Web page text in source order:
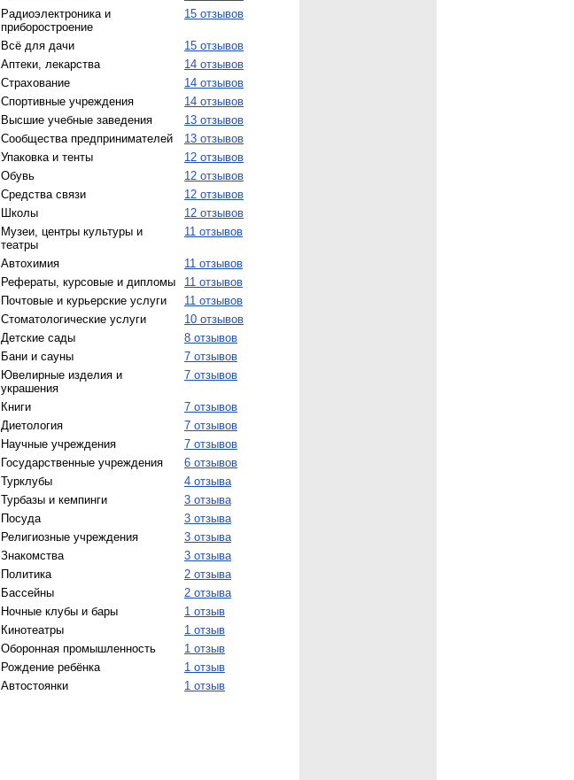
Радиоэлектроника и
приборостроение
15 отзывов
Всё для дачи
15 отзывов
Аптеки, лекарства
14 отзывов
Страхование
14 отзывов
Спортивные учреждения
14 отзывов
Высшие учебные заведения
13 отзывов
Сообщества предпринимателей
13 отзывов
Упаковка и тенты
12 отзывов
Обувь
12 отзывов
Средства связи
12 отзывов
Школы
12 отзывов
Музеи, центры культуры и
театры
11 отзывов
Автохимия
11 отзывов
Рефераты, курсовые и дипломы
11 отзывов
Почтовые и курьерские услуги
11 отзывов
Стоматологические услуги
10 отзывов
Детские сады
8 отзывов
Бани и сауны
7 отзывов
Ювелирные изделия и
украшения
7 отзывов
Книги
7 отзывов
Диетология
7 отзывов
Научные учреждения
7 отзывов
Государственные учреждения
6 отзывов
Турклубы
4 отзыва
Турбазы и кемпинги
3 отзыва
Посуда
3 отзыва
Религиозные учреждения
3 отзыва
Знакомства
3 отзыва
Политика
2 отзыва
Бассейны
2 отзыва
Ночные клубы и бары
1 отзыв
Кинотеатры
1 отзыв
Оборонная промышленность
1 отзыв
Рождение ребёнка
1 отзыв
Автостоянки
1 отзыв